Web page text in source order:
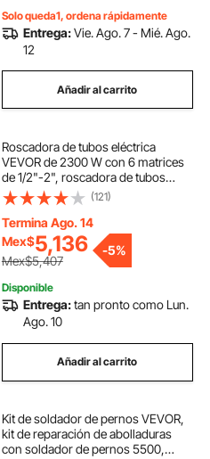
Solo queda1, ordena rápidamente
Entrega:Vie. Ago. 7 - Mié. Ago.
12
Añadir al carrito
Roscadora de tubos eléctrica
VEVOR de 2300 W con 6 matrices
de 1/2"-2", roscadora de tubos
manual de 110 V con motor de
cobre, kit portátil con estuche de
transporte.
(121)
Termina Ago. 14
Mex$5,136
Mex$5,407
-5%
Disponible
Entrega:tan pronto como Lun.
Ago. 10
Añadir al carrito
Kit de soldador de pernos VEVOR,
kit de reparación de abolladuras
con soldador de pernos 5500,